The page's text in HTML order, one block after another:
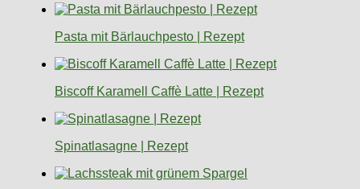
Pasta mit Bärlauchpesto | Rezept
Biscoff Karamell Caffè Latte | Rezept
Spinatlasagne | Rezept